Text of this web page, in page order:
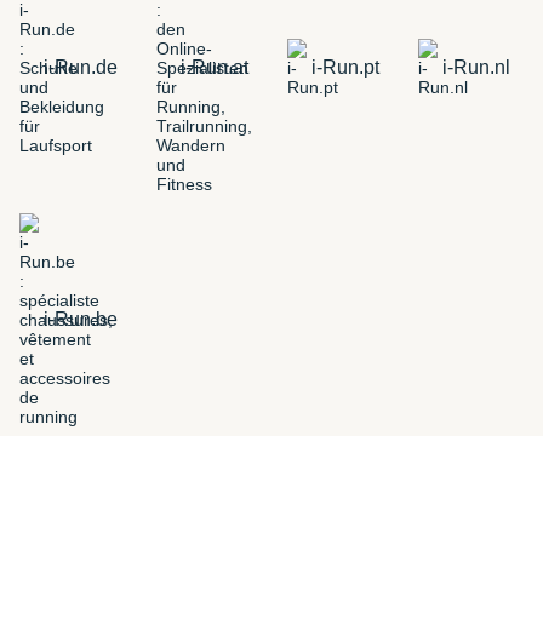
i-Run.de i-Run.at i-Run.pt i-Run.nl
i-Run.be